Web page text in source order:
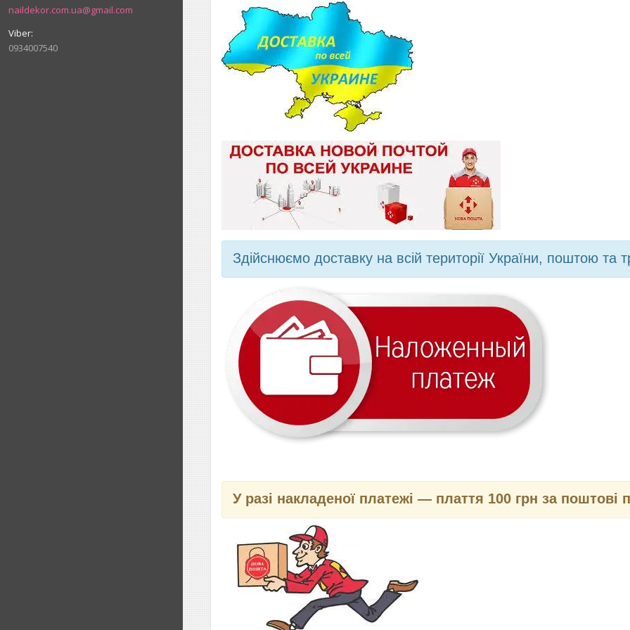
naildekor.com.ua@gmail.com
0934007540
Здійснюємо доставку на всій території України, поштою та
У разі накладеної платежі — плаття 100 грн за поштові